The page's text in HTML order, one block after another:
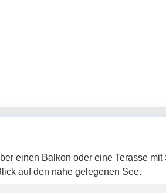
einen Balkon oder eine Terasse mit
auf den nahe gelegenen See.